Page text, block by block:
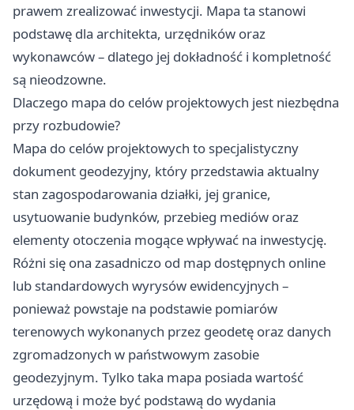
prawem zrealizować inwestycji. Mapa ta stanowi
podstawę dla architekta, urzędników oraz
wykonawców – dlatego jej dokładność i kompletność
są nieodzowne.
Dlaczego mapa do celów projektowych jest niezbędna
przy rozbudowie?
Mapa do celów projektowych to specjalistyczny
dokument geodezyjny, który przedstawia aktualny
stan zagospodarowania działki, jej granice,
usytuowanie budynków, przebieg mediów oraz
elementy otoczenia mogące wpływać na inwestycję.
Różni się ona zasadniczo od map dostępnych online
lub standardowych wyrysów ewidencyjnych –
ponieważ powstaje na podstawie pomiarów
terenowych wykonanych przez geodetę oraz danych
zgromadzonych w państwowym zasobie
geodezyjnym. Tylko taka mapa posiada wartość
urzędową i może być podstawą do wydania